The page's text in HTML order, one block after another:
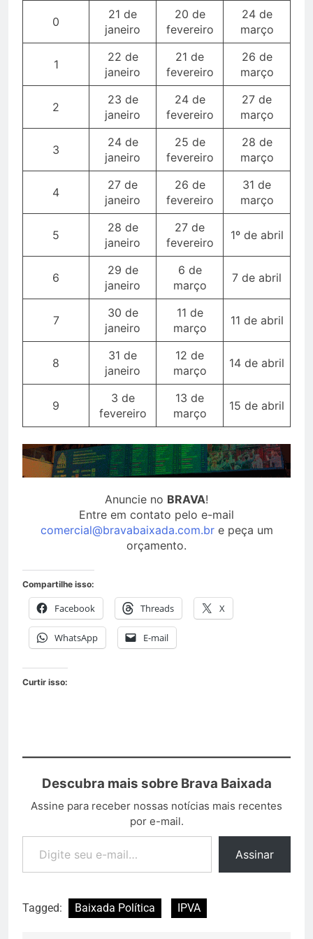
0
21 de
janeiro
20 de
fevereiro
24 de
março
1
22 de
janeiro
21 de
fevereiro
26 de
março
2
23 de
janeiro
24 de
fevereiro
27 de
março
3
24 de
janeiro
25 de
fevereiro
28 de
março
4
27 de
janeiro
26 de
fevereiro
31 de
março
5
28 de
janeiro
27 de
fevereiro
1º de abril
6
29 de
janeiro
6 de
março
7 de abril
7
30 de
janeiro
11 de
março
11 de abril
8
31 de
janeiro
12 de
março
14 de abril
9
3 de
fevereiro
13 de
março
15 de abril
Anuncie no BRAVA!
Entre em contato pelo e-mail
comercial@bravabaixada.com.bre peça um
orçamento.
Compartilhe isso:
Facebook Threads X
WhatsApp E-mail
Curtir isso:
Descubra mais sobre Brava Baixada
Assine para receber nossas notícias mais recentes
por e-mail.
Assinar
Tagged: Baixada Política IPVA